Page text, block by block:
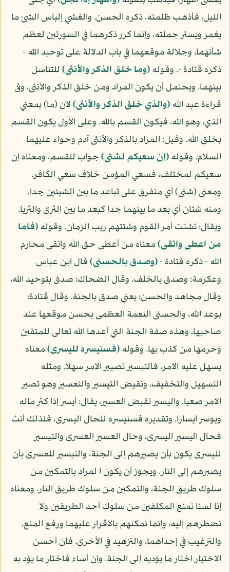
الليل، فأذهب ظلمته، ذكره الحسن. والغشي إلباس الشئ ما
يغمر ويستر جملته، وإنما كرر ذكرهما في السورتين لعظم
شأنهما، وجلالة موقعهما في باب الدلالة على توحيد الله -
ذكره قتادة -. وقوله(وما خلق الذكر والأنثى)للتناسل
بينهما. ويحتمل أن يكون المراد ومن خلق الذكر والأنثى، وفى
قراءة عبد الله(والذي خلق الذكر والأنثى)لان (ما) بمعني
الذي، وهو الله، فيكون القسم بالله. وعلى الأول يكون القسم
بخلق الله. وقيل: المراد بالذكر والأنثى آدم وحواء عليهما
السلام. وقوله(إن سعيكم لشتى)جواب للقسم، ومعناه إن
سعيكم لمختلف، فسعي المؤمن خلاف سعي الكافر.
ومعنى (شتى) أي متفرق على تباعد ما بين الشيئين جدا،
ومنه شتان أي بعد ما بينهما جدا كبعد ما بين الثرى والثريا.
ويقال: تشتت أمر القوم وشتتهم ريب الزمان. وقوله(فاما
من اعطى واتقى)معناه من أعطى حق الله واتقى محارم
الله - ذكره قتادة -(وصدق بالحسنى)قال ابن عباس
وعكرمة: وصدق بالخلف. وقال الضحاك: صدق بتوحيد الله،
وقال مجاهد والحسن: يعني صدق بالجنة. وقال قتادة:
بوعد الله، والحسنى النعمة العظمى بحسن موقعها عند
صاحبها، وهذه صفة الجنة التي أعدها الله تعالى للمتقين
وحرمها من كذب بها. وقوله(فسنيسره لليسرى)معناه
يسهل عليه الامر، فالتيسير تصيير الامر سهلا. ومثله
التسهيل والتخفيف، ونقيض التيسير والتعسير وهو تصير
الامر صعبا. واليسير نقيض العسير، يقال: أيسر إذا كثر ماله
ويوسر ايسارا. وتقديره فسنيسره للحال اليسرى، فلذلك أنث
فحال اليسير اليسرى، وحال العسير العسرى والتيسير
لليسرى يكون بأن يصيرهم إلى الجنة، والتيسير للعسرى بأن
يصبرهم إلى النار. ويجوز أن يكون ا لمراد بالتمكين من
سلوك طريق الجنة، والتمكين من سلوك طريق النار. ومعناه
إنا لسنا نمنع المكلفين من سلوك أحد الطريقين ولا
نضطرهم إليه، وإنما نمكنهم بالاقرار عليهما ورفع المنع،
والترغيب في إحداهما، والتزهيد في الأخرى. فان أحسن
الاختيار اختار ما يؤديه إلى الجنة. وإن أساء فاختار ما يؤد به